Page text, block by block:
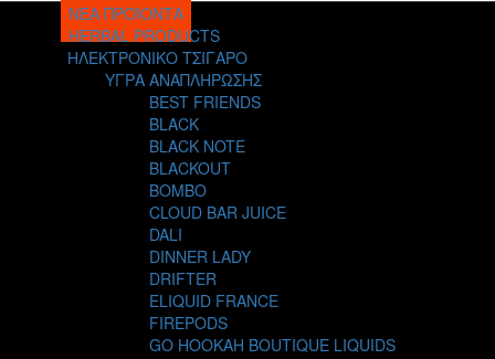
ΝΕΑ ΠΡΟΪΟΝΤΑ
HERBAL PRODUCTS
ΗΛΕΚΤΡΟΝΙΚΟ ΤΣΙΓΑΡΟ
ΥΓΡΑ ΑΝΑΠΛΗΡΩΣΗΣ
BEST FRIENDS
BLACK
BLACK NOTE
BLACKOUT
BOMBO
CLOUD BAR JUICE
DALI
DINNER LADY
DRIFTER
ELIQUID FRANCE
FIREPODS
GO HOOKAH BOUTIQUE LIQUIDS